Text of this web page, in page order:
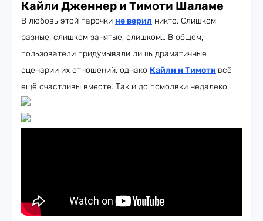
Кайли Дженнер и Тимоти Шаламе
В любовь этой парочки не верил никто. Слишком
разные, слишком занятые, слишком… В общем,
пользователи придумывали лишь драматичные
сценарии их отношений, однако Кайли и Тимоти всё
ещё счастливы вместе. Так и до помолвки недалеко.